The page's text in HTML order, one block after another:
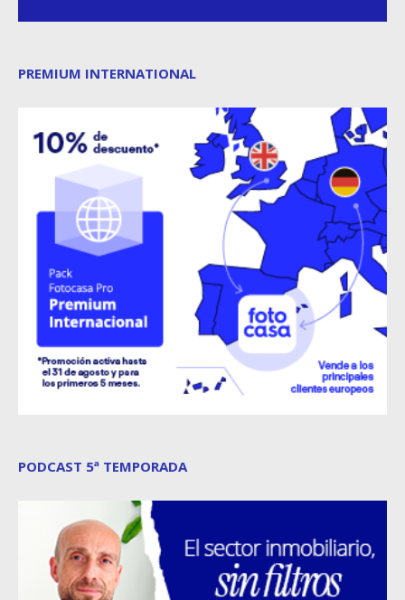
PREMIUM INTERNATIONAL
PODCAST 5ª TEMPORADA